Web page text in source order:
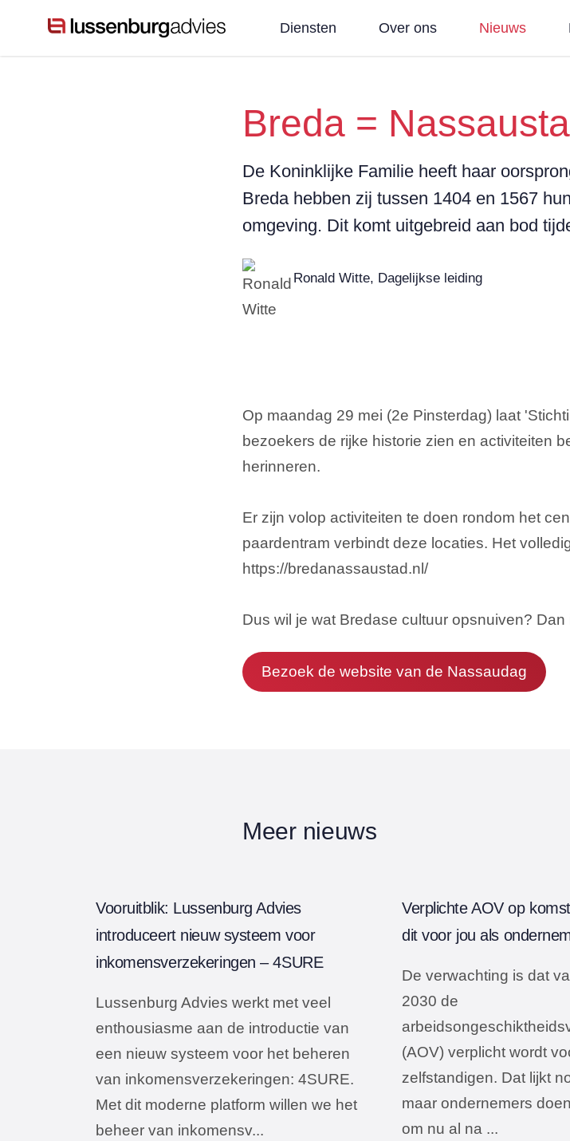
Diensten Over ons Nieuws
Breda =
De Koninklijke Familie heeft haar
Breda hebben zij tussen 1404 en 1567
omgeving. Dit komt uitgebreid aan bod
Ronald Witte, Dagelijkse leiding
Op maandag 29 mei (2e Pinsterdag) laat
bezoekers de rijke historie zien en activiteiten
herinneren.
Er zijn volop activiteiten te doen rondom het
paardentram verbindt deze locaties. Het
https://bredanassaustad.nl/
Dus wil je wat Bredase cultuur opsnuiven?
Bezoek de website van de Nassaudag
Meer nieuws
Vooruitblik: Lussenburg Advies
introduceert nieuw systeem voor
inkomensverzekeringen – 4SURE
Lussenburg Advies werkt met veel
enthousiasme aan de introductie van
een nieuw systeem voor het beheren
van inkomensverzekeringen: 4SURE.
Met dit moderne platform willen we het
beheer van inkomensv...
Verplichte AOV op
dit voor jou als
De verwachting is dat
2030 de
(AOV) verplicht wordt
zelfstandigen. Dat lijkt
maar ondernemers
om nu al na ...